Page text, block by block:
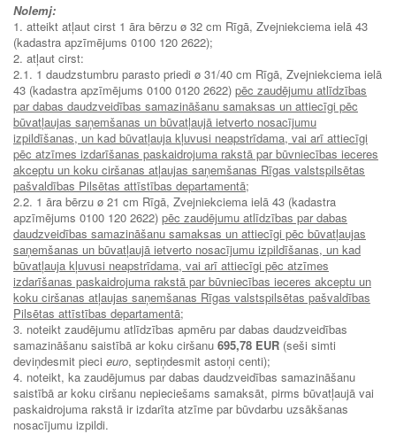
Nolemj:
1. atteikt atļaut cirst 1 āra bērzu ø 32 cm Rīgā, Zvejniekciema ielā 43
(kadastra apzīmējums 0100 120 2622);
2. atļaut cirst:
2.1. 1 daudzstumbru parasto priedi ø 31/40 cm Rīgā, Zvejniekciema ielā
43 (kadastra apzīmējums 0100 0120 2622) pēc zaudējumu atlīdzības
par dabas daudzveidības samazināšanu samaksas un attiecīgi pēc
būvatļaujas saņemšanas un būvatļaujā ietverto nosacījumu
izpildīšanas, un kad būvatļauja kļuvusi neapstrīdama, vai arī attiecīgi
pēc atzīmes izdarīšanas paskaidrojuma rakstā par būvniecības ieceres
akceptu un koku ciršanas atļaujas saņemšanas Rīgas valstspilsētas
pašvaldības Pilsētas attīstības departamentā;
2.2. 1 āra bērzu ø 21 cm Rīgā, Zvejniekciema ielā 43 (kadastra
apzīmējums 0100 120 2622) pēc zaudējumu atlīdzības par dabas
daudzveidības samazināšanu samaksas un attiecīgi pēc būvatļaujas
saņemšanas un būvatļaujā ietverto nosacījumu izpildīšanas, un kad
būvatļauja kļuvusi neapstrīdama, vai arī attiecīgi pēc atzīmes
izdarīšanas paskaidrojuma rakstā par būvniecības ieceres akceptu un
koku ciršanas atļaujas saņemšanas Rīgas valstspilsētas pašvaldības
Pilsētas attīstības departamentā;
3. noteikt zaudējumu atlīdzības apmēru par dabas daudzveidības
samazināšanu saistībā ar koku ciršanu 695,78 EUR (seši simti
deviņdesmit pieci euro, septiņdesmit astoņi centi);
4. noteikt, ka zaudējumus par dabas daudzveidības samazināšanu
saistībā ar koku ciršanu nepieciešams samaksāt, pirms būvatļaujā vai
paskaidrojuma rakstā ir izdarīta atzīme par būvdarbu uzsākšanas
nosacījumu izpildi.